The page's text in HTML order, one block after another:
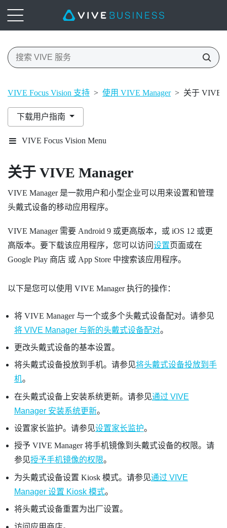
VIVE Focus Vision 支持 > 使用 VIVE Manager > 关于 VIVE
下载用户指南
VIVE Focus Vision Menu
关于 VIVE Manager
VIVE Manager是一款用户和小型企业可以用来设置和管理
头戴式设备的移动应用程序。
VIVE Manager需要 Android 9 或更高版本，或 iOS 12 或更
高版本。要下载该应用程序，您可以访问设置页面或在
Google Play 商店 或 App Store 中搜索该应用程序。
以下是您可以使用 VIVE Manager执行的操作：
将 VIVE Manager与一个或多个头戴式设备配对。请参见
将 VIVE Manager 与新的头戴式设备配对。
更改头戴式设备的基本设置。
将头戴式设备投放到手机。请参见将头戴式设备投放到手
机。
在头戴式设备上安装系统更新。请参见通过 VIVE
Manager 安装系统更新。
设置家长监护。请参见设置家长监护。
授予 VIVE Manager将手机镜像到头戴式设备的权限。请
参见授予手机镜像的权限。
为头戴式设备设置 Kiosk 模式。请参见通过 VIVE
Manager 设置 Kiosk 模式。
将头戴式设备重置为出厂设置。